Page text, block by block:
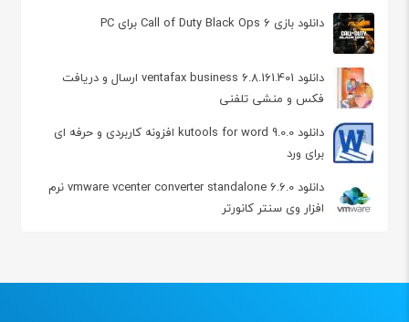
دانلود بازی Call of Duty Black Ops 6 برای PC
دانلود ventafax business 6.8.161.401 ارسال و دریافت
فکس و منشی تلفنی
دانلود kutools for word 9.0.0 افزونه کاربردی و حرفه ای
برای ورد
دانلود vmware vcenter converter standalone 6.6.0 نرم
افزار وی سنتر کانورتر